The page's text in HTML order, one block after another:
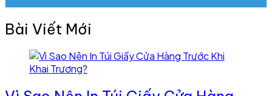
Bài Viết Mới